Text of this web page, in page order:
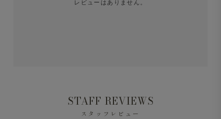
レビューはありません。
STAFF REVIEWS
スタッフレビュー